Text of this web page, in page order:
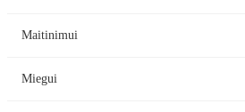
Maitinimui
Miegui